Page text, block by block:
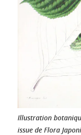
Illustration
issue de Flora